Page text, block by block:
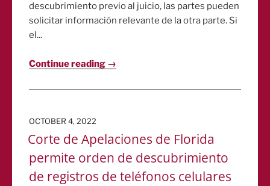
descubrimiento previo al juicio, las partes pueden
solicitar información relevante de la otra parte. Si
el...
Continue reading →
POSTED
OCTOBER 4, 2022
Corte de Apelaciones de Florida
permite orden de descubrimiento
de registros de teléfonos celulares